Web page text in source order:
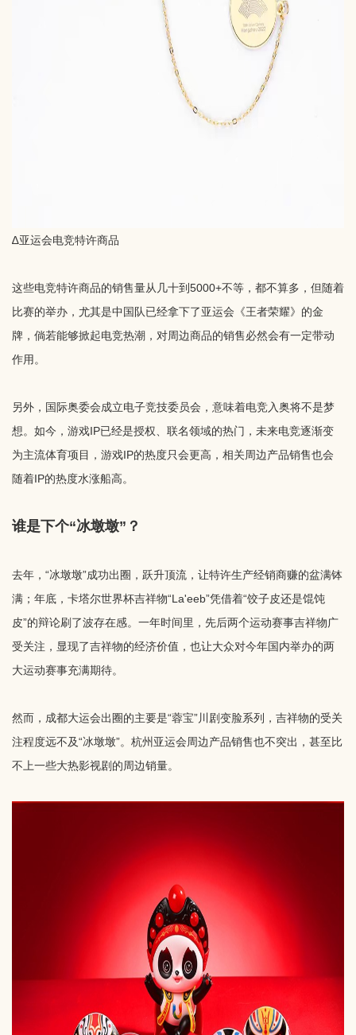
∆亚运会电竞特许商品
这些电竞特许商品的销售量从几十到5000+不等，都不算多，但随着
比赛的举办，尤其是中国队已经拿下了亚运会《王者荣耀》的金
牌，倘若能够掀起电竞热潮，对周边商品的销售必然会有一定带动
作用。
另外，国际奥委会成立电子竞技委员会，意味着电竞入奥将不是梦
想。如今，游戏IP已经是授权、联名领域的热门，未来电竞逐渐变
为主流体育项目，游戏IP的热度只会更高，相关周边产品销售也会
随着IP的热度水涨船高。
谁是下个“冰墩墩”？
去年，“冰墩墩”成功出圈，跃升顶流，让特许生产经销商赚的盆满钵
满；年底，卡塔尔世界杯吉祥物“La'eeb”凭借着“饺子皮还是馄饨
皮”的辩论刷了波存在感。一年时间里，先后两个运动赛事吉祥物广
受关注，显现了吉祥物的经济价值，也让大众对今年国内举办的两
大运动赛事充满期待。
然而，成都大运会出圈的主要是“蓉宝”川剧变脸系列，吉祥物的受关
注程度远不及“冰墩墩”。杭州亚运会周边产品销售也不突出，甚至比
不上一些大热影视剧的周边销量。